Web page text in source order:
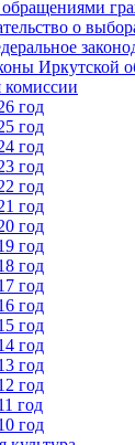
обращениями
о
Иркутской
год
год
год
год
год
год
год
год
год
год
год
год
год
год
год
год
год